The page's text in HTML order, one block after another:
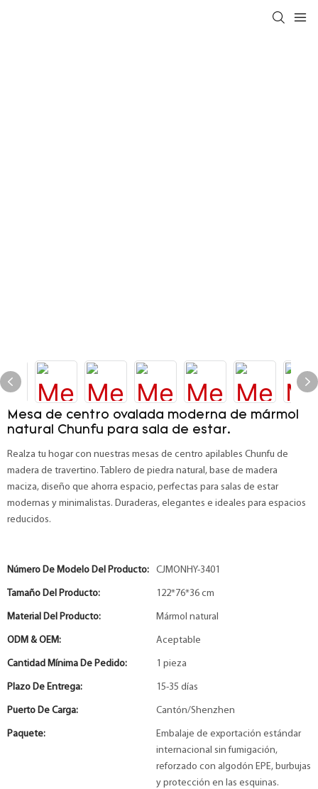
Mesa de centro ovalada moderna de mármol
natural Chunfu para sala de estar.
Realza tu hogar con nuestras mesas de centro apilables Chunfu de
madera de travertino. Tablero de piedra natural, base de madera
maciza, diseño que ahorra espacio, perfectas para salas de estar
modernas y minimalistas. Duraderas, elegantes e ideales para espacios
reducidos.
Número De Modelo Del Producto: CJMONHY-3401
Tamaño Del Producto: 122*76*36 cm
Material Del Producto: Mármol natural
ODM & OEM: Aceptable
Cantidad Mínima De Pedido: 1 pieza
Plazo De Entrega: 15-35 días
Puerto De Carga: Cantón/Shenzhen
Paquete:
Embalaje de exportación estándar
internacional sin fumigación,
reforzado con algodón EPE, burbujas
y protección en las esquinas.